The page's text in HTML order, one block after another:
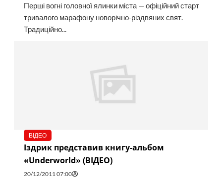
Перші вогні головної ялинки міста — офіційний старт
тривалого марафону новорічно-різдвяних свят.
Традиційно...
ВІДЕО
Іздрик представив книгу-альбом
«Underworld» (ВІДЕО)
20/12/2011 07:00